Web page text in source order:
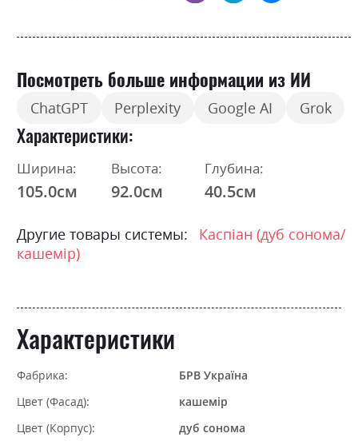
Посмотреть больше информации из ИИ
ChatGPT Perplexity Google AI Grok
Характеристики
Ширина:
105.0см
Высота:
92.0см
Глубина:
40.5см
Другие товары системы:
Каспіан (дуб сонома/
кашемір)
Характеристики
Фабрика:
БРВ Україна
Цвет (Фасад):
кашемір
Цвет (Корпус):
дуб сонома